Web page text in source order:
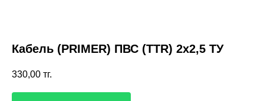
Кабель (PRIMER) ПВС (TTR) 2х2,5 ТУ
330,00 тг.